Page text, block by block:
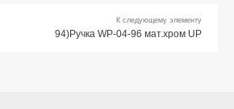
К следующему элементу
94)Ручка WP-04-96 мат.хром UP